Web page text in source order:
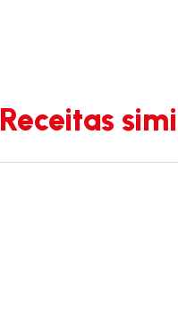
Receitas